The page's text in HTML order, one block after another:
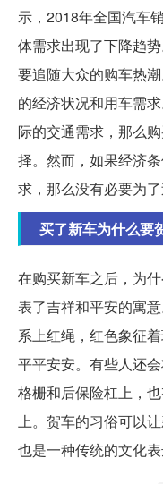
示，2018年全国汽车
体需求出现了下降趋
要追随大众的购车热
的经济状况和用车需
际的交通需求，那么
择。然而，如果经济
求，那么没有必要为了
买了新车为什么要
在购买新车之后，为
表了吉祥和平安的寓
系上红绳，红色象征
平平安安。有些人还
格栅和后保险杠上，
上。贺车的习俗可以
也是一种传统的文化表